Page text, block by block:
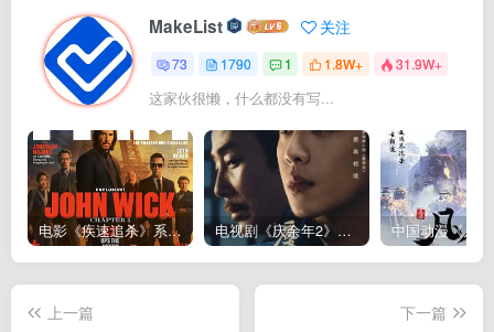
MakeList 关注
73 1790 1 1.8W+ 31.9W+
这家伙很懒，什么都没有写...
电影《疾速追杀》系列John Wick（1~5部）全集下载，更新2025芭蕾杀姬 电视剧《庆余年2》高清下载–连载至36集（全36集更新完）（第1,2季合集下载）
上一篇
下一篇